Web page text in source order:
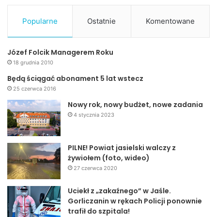
Gimnazja:
Klasy I
I m. Hubert Syzdek Gim nr 1 Jasło; II m. Weronika Stawarz
Gim nr 1 Sanok; III m. Wojciech Buczyński Gim w Nowym
Żmigrodzie; IV m. Jakub Bieleń Gim nr 2 Jasło; V m. Kinga
Naszkiewicz Gim nr 1 Jasło; VI m. Anna Szajna Gim nr 2
Jasło, Maciej Słomski Gim w Ołpinach, Małgorzata
Szprucińska Gim nr 1 w Jasło, Piotr Szynal Gim nr 2 Jasło.
Popularne Ostatnie Komentowane
Józef Folcik Managerem Roku
18 grudnia 2010
Będą ściągać abonament 5 lat wstecz
25 czerwca 2016
Nowy rok, nowy budżet, nowe zadania
4 stycznia 2023
PILNE! Powiat jasielski walczy z
żywiołem (foto, wideo)
27 czerwca 2020
Uciekł z „zakaźnego” w Jaśle.
Gorliczanin w rękach Policji ponownie
trafił do szpitala!